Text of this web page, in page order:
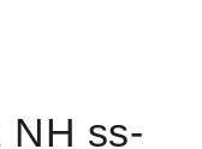
NH ss-